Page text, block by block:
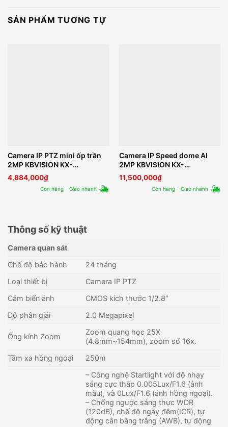
SẢN PHẨM TƯƠNG TỰ
Camera IP PTZ mini ốp trần
2MP KBVISION KX-
C2007sPN3
4,884,000₫
Còn hàng - Giao nhanh
Camera IP Speed dome AI
2MP KBVISION KX-
DAi2258PN3
11,500,000₫
Còn hàng - Giao nhanh
Thông số kỹ thuật
Camera quan sát
Chế độ bảo hành
24 tháng
Loại thiết bị
Camera IP PTZ
Cảm biến ảnh
CMOS kích thước 1/2.8″
Độ phân giải
2.0 Megapixel
Ống kính Zoom
Zoom quang học 25X
(4.8mm~154mm), zoom số 16x.
Tầm xa hồng ngoại
250m
– Công nghệ Startlight với độ nhạy
sáng cực thấp 0.005Lux/F1.6 (ảnh
màu), và 0Lux/F1.6 (ảnh hồng ngoại).
– Chống ngược sáng thực WDR
(120dB), chế độ ngày đêm(ICR), tự
động cân bằng trắng (AWB), tự động